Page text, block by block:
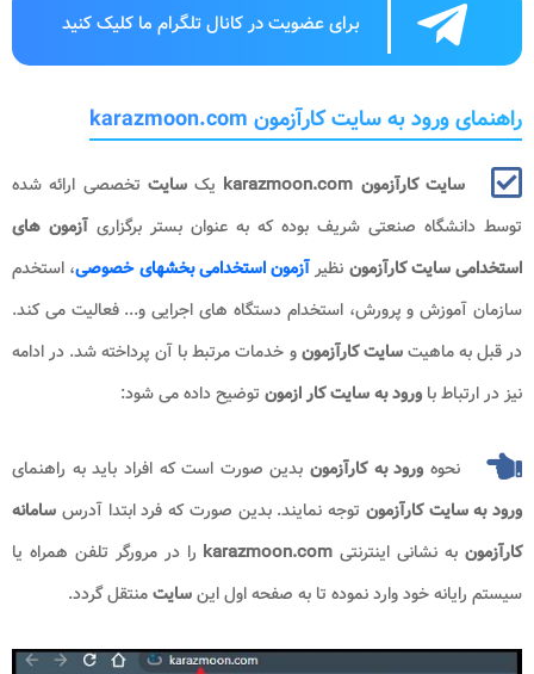
برای عضویت در کانال تلگرام ما کلیک کنید
راهنمای ورود به سایت کارآزمون karazmoon.com
سایت کارآزمون karazmoon.com یکسایت تخصصی ارائه شده
توسط دانشگاه صنعتی شریف بوده که به عنوان بستر برگزاری آزمون های
استخدامی سایت کارآزمون نظیرآزمون استخدامی بخشهای خصوصی، استخدم
سازمان آموزش و پرورش، استخدام دستگاه های اجرایی و... فعالیت می کند.
در قبل به ماهیتسایت کارآزمونو خدمات مرتبط با آن پرداخته شد. در ادامه
نیز در ارتباط با ورود بهسایت کار ازمون توضیح داده می شود:
نحوهورود به کارآزمونبدین صورت است که افراد باید به راهنمای
ورود به سایت کارآزمون توجه نمایند. بدین صورت که فرد ابتدا آدرس سامانه
کارآزمونبه نشانی اینترنتی karazmoon.com را در مرورگر تلفن همراه یا
سیستم رایانه خود وارد نموده تا به صفحه اول اینسایتمنتقل گردد.